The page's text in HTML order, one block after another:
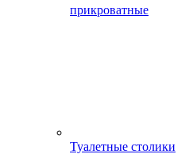
прикроватные
Туалетные столики